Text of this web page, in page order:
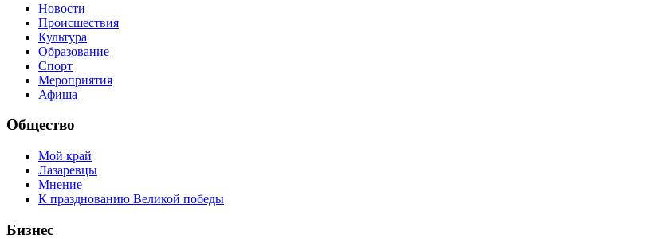
Новости
Происшествия
Культура
Образование
Спорт
Мероприятия
Афиша
Общество
Мой край
Лазаревцы
Мнение
К празднованию Великой победы
Бизнес